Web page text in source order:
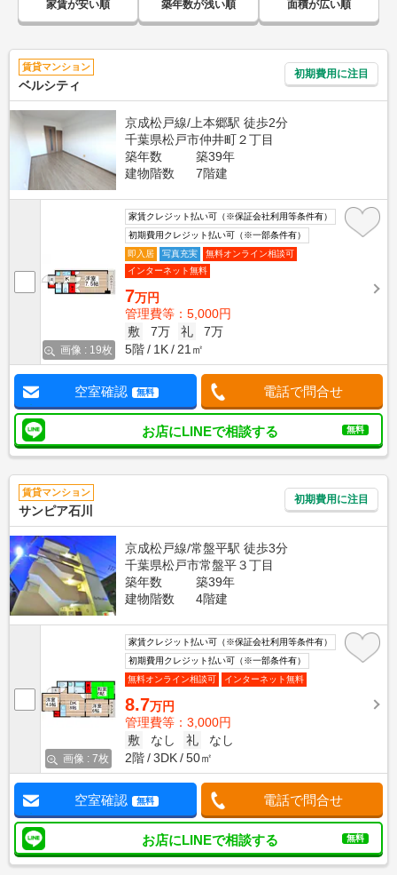
家賃が安い順 築年数が浅い順 面積が広い順
賃貸マンション
ベルシティ
初期費用に注目
京成松戸線/上本郷駅 徒歩2分
千葉県松戸市仲井町２丁目
築年数
築39年
建物階数
7階建
画像 : 19枚
家賃クレジット払い可（※保証会社利用等条件有）
初期費用クレジット払い可（※一部条件有）
即入居
写真充実
無料オンライン相談可
インターネット無料
7万円
管理費等：5,000円
敷
7万 礼
7万
5階
1K 21㎡
空室確認 無料 電話で問合せ
お店にLINEで相談する 無料
賃貸マンション
サンピア石川
初期費用に注目
京成松戸線/常盤平駅 徒歩3分
千葉県松戸市常盤平３丁目
築年数
築39年
建物階数
4階建
画像 : 7枚
家賃クレジット払い可（※保証会社利用等条件有）
初期費用クレジット払い可（※一部条件有）
無料オンライン相談可
インターネット無料
8.7万円
管理費等：3,000円
敷
なし 礼
なし
2階
3DK 50㎡
空室確認 無料 電話で問合せ
お店にLINEで相談する 無料